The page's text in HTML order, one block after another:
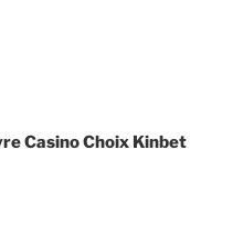
Casino Choix Kinbet